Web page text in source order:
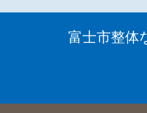
富士市整体